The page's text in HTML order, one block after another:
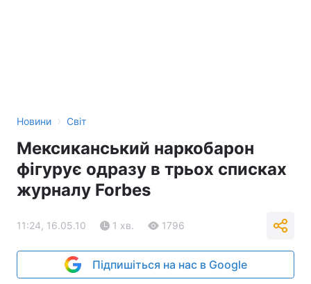
Новини › Світ
Мексиканський наркобарон
фігурує одразу в трьох списках
журналу Forbes
11:24, 16.05.10 1 хв. 1796
Підпишіться на нас в Google